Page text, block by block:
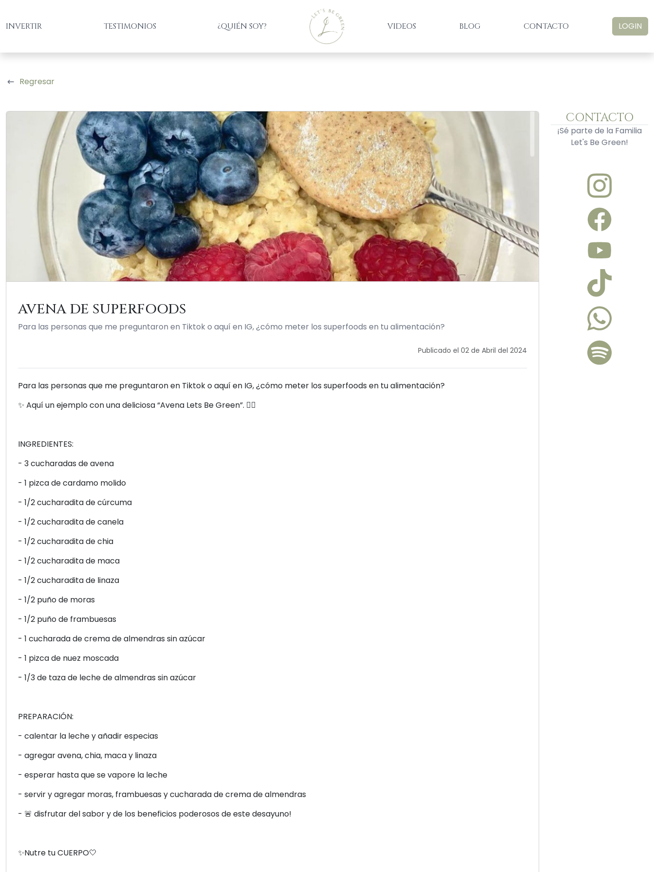
INVERTIR TESTIMONIOS ¿QUIÉN SOY? VIDEOS BLOG CONTACTO LOGIN
Regresar
AVENA DE SUPERFOODS
Para las personas que me preguntaron en Tiktok o aquí en IG, ¿cómo meter los superfoods en tu alimentación?
Publicado el 02 de Abril del 2024
Para las personas que me preguntaron en Tiktok o aquí en IG, ¿cómo meter los superfoods en tu alimentación?
✨ Aquí un ejemplo con una deliciosa “Avena Lets Be Green”. 👇🏻
INGREDIENTES:
- 3 cucharadas de avena
- 1 pizca de cardamo molido
- 1/2 cucharadita de cúrcuma
- 1/2 cucharadita de canela
- 1/2 cucharadita de chia
- 1/2 cucharadita de maca
- 1/2 cucharadita de linaza
- 1/2 puño de moras
- 1/2 puño de frambuesas
- 1 cucharada de crema de almendras sin azúcar
- 1 pizca de nuez moscada
- 1/3 de taza de leche de almendras sin azúcar
PREPARACIÓN:
- calentar la leche y añadir especias
- agregar avena, chia, maca y linaza
- esperar hasta que se vapore la leche
- servir y agregar moras, frambuesas y cucharada de crema de almendras
- 🚨 disfrutar del sabor y de los beneficios poderosos de este desayuno!
✨Nutre tu CUERPO🤍
CONTACTO
¡Sé parte de la Familia
Let's Be Green!